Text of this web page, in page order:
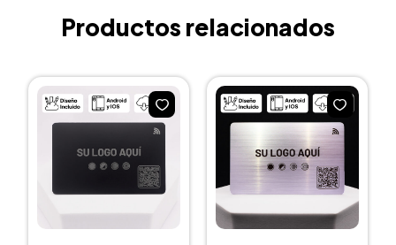
cantidadProductos relacionados